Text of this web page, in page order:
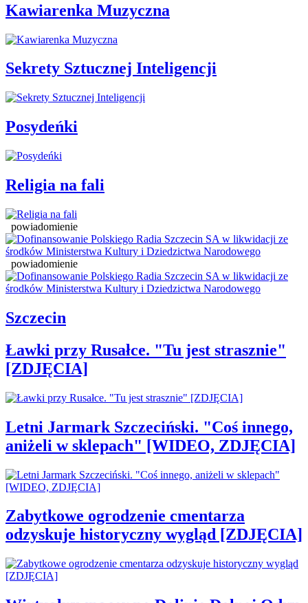
Kawiarenka Muzyczna
Sekrety Sztucznej Inteligencji
Posydeńki
Religia na fali
powiadomienie
powiadomienie
Szczecin
Ławki przy Rusałce. "Tu jest strasznie"
[ZDJĘCIA]
Letni Jarmark Szczeciński. "Coś innego,
aniżeli w sklepach" [WIDEO, ZDJĘCIA]
Zabytkowe ogrodzenie cmentarza
odzyskuje historyczny wygląd [ZDJĘCIA]